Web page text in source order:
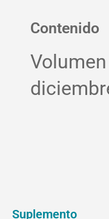
Contenido
Suplemento